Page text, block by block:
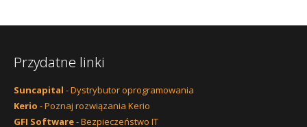
Przydatne linki
Suncapital - Dystrybutor oprogramowania
Kerio - Poznaj rozwiązania Kerio
GFI Software- Bezpieczeństwo IT